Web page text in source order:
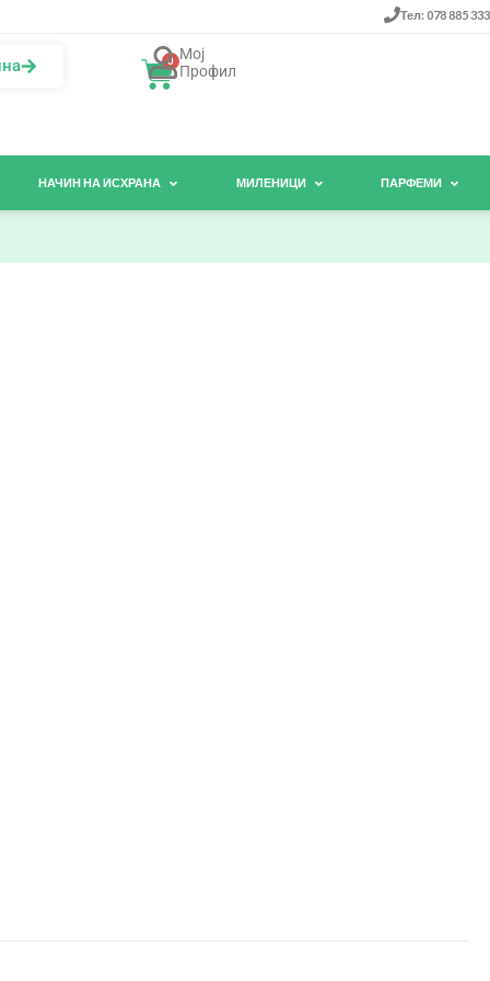
Тел: 078 885 333
0 Мој
Профил
НАЧИН НА ИСХРАНА МИЛЕНИЦИ ПАРФЕМИ